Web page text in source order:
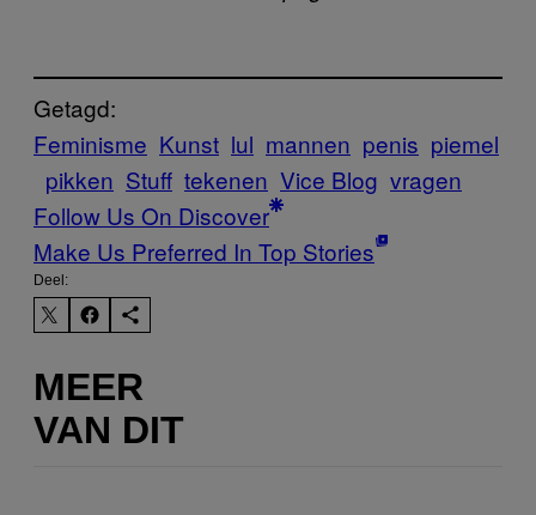
Getagd:
Feminisme Kunst lul mannen penis piemel
pikken Stuff tekenen Vice Blog vragen
Follow Us On Discover
Make Us Preferred In Top Stories
Deel:
MEER
VAN DIT